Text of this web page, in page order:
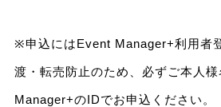
※申込にはEvent Manager+利用者
渡・転売防止のため、必ずご本人
Manager+のIDでお申込ください。